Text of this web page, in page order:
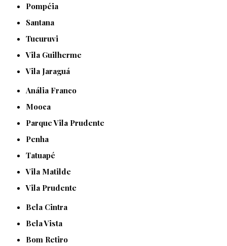
Pompéia
Santana
Tucuruvi
Vila Guilherme
Vila Jaraguá
Anália Franco
Mooca
Parque Vila Prudente
Penha
Tatuapé
Vila Matilde
Vila Prudente
Bela Cintra
Bela Vista
Bom Retiro